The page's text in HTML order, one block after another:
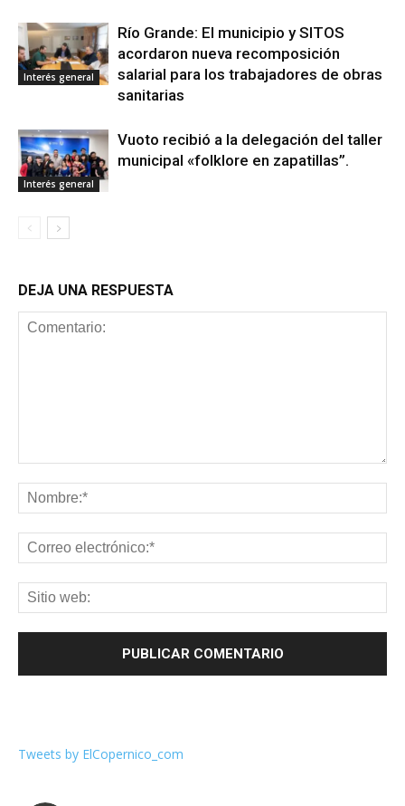
Interés general
Río Grande: El municipio y SITOS
acordaron nueva recomposición
salarial para los trabajadores de obras
sanitarias
Interés general
Vuoto recibió a la delegación del taller
municipal «folklore en zapatillas”.
DEJA UNA RESPUESTA
Tweets by ElCopernico_com